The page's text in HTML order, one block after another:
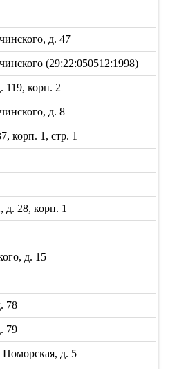
д. 47
(29:22:050512:1998)
119, корп. 2
д. 8
корп. 1, стр. 1
д. 28, корп. 1
д. 15
78
79
Поморская, д. 5